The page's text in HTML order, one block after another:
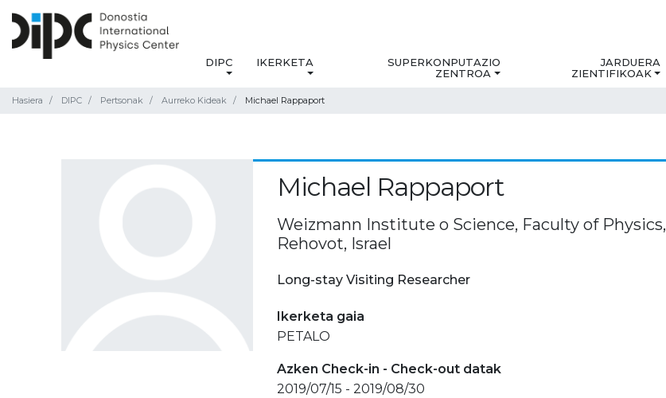
DIPC IKERKETA
SUPERKONPUTAZIO
ZENTROA
JARDUERA
ZIENTIFIKOAK
Hasiera DIPC Pertsonak Aurreko Kideak Michael Rappaport
Michael Rappaport
Weizmann Institute o Science, Faculty of Physics,
Rehovot, Israel
Long-stay Visiting Researcher
Ikerketa gaia
PETALO
Azken Check-in - Check-out datak
2019/07/15 - 2019/08/30